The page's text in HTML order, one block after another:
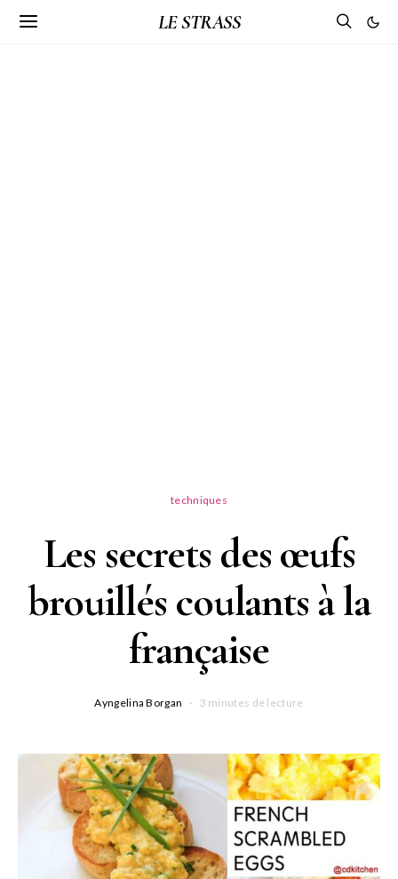
LE STRASS
techniques
Les secrets des œufs
brouillés coulants à la
française
Ayngelina Borgan 3 minutes de lecture